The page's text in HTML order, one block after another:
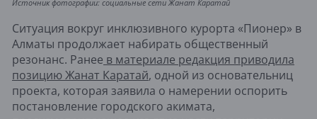
Источник фотографии: социальные сети Жанат Каратай
Ситуация вокруг инклюзивного курорта «Пионер» в
Алматы продолжает набирать общественный
резонанс. Ранее в материале редакция приводила
позицию Жанат Каратай, одной из основательниц
проекта, которая заявила о намерении оспорить
постановление городского акимата,